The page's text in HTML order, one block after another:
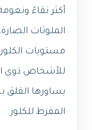
أكثر نقاءً
مستويات
للأشخاص ذوي
يساورها القلق
المفرط للكلور.